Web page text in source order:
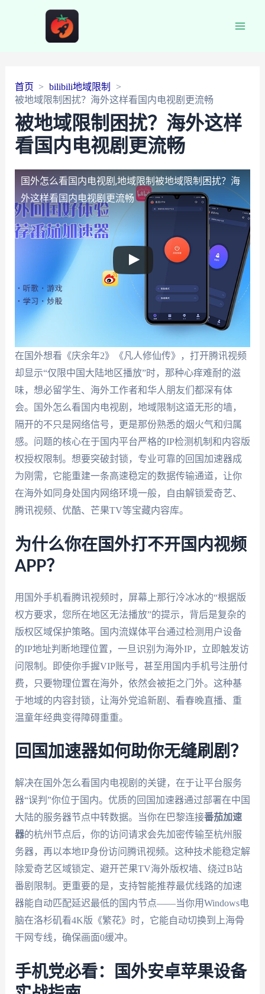
首页
bilibili地域限制
被地域限制困扰？海外这样看国内电视剧更流畅
被地域限制困扰？海外这样
看国内电视剧更流畅
国外怎么看国内电视剧,地域限制 被地域限制困扰？海
外这样看国内电视剧更流畅
在国外想看《庆余年2》《凡人修仙传》，打开腾讯视频
却显示“仅限中国大陆地区播放”时，那种心痒难耐的滋
味，想必留学生、海外工作者和华人朋友们都深有体
会。国外怎么看国内电视剧，地域限制这道无形的墙，
隔开的不只是网络信号，更是那份熟悉的烟火气和归属
感。问题的核心在于国内平台严格的IP检测机制和内容版
权授权限制。想要突破封锁，专业可靠的回国加速器成
为刚需，它能重建一条高速稳定的数据传输通道，让你
在海外如同身处国内网络环境一般，自由解锁爱奇艺、
腾讯视频、优酷、芒果TV等宝藏内容库。
为什么你在国外打不开国内视频
APP？
用国外手机看腾讯视频时，屏幕上那行冷冰冰的“根据版
权方要求，您所在地区无法播放”的提示，背后是复杂的
版权区域保护策略。国内流媒体平台通过检测用户设备
的IP地址判断地理位置，一旦识别为海外IP，立即触发访
问限制。即使你手握VIP账号，甚至用国内手机号注册付
费，只要物理位置在海外，依然会被拒之门外。这种基
于地域的内容封锁，让海外党追新剧、看春晚直播、重
温童年经典变得障碍重重。
回国加速器如何助你无缝刷剧？
解决在国外怎么看国内电视剧的关键，在于让平台服务
器“误判”你位于国内。优质的回国加速器通过部署在中国
大陆的服务器节点中转数据。当你在巴黎连接番茄加速
器的杭州节点后，你的访问请求会先加密传输至杭州服
务器，再以本地IP身份访问腾讯视频。这种技术能稳定解
除爱奇艺区域锁定、避开芒果TV海外版权墙、绕过B站
番剧限制。更重要的是，支持智能推荐最优线路的加速
器能自动匹配延迟最低的国内节点——当你用Windows电
脑在洛杉矶看4K版《繁花》时，它能自动切换到上海骨
干网专线，确保画面0缓冲。
手机党必看：国外安卓苹果设备